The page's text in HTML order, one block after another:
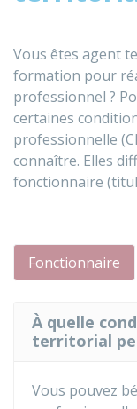
Vous êtes agent
formation pour
professionnel ?
certaines
professionnelle
connaître. Elles
fonctionnaire
Fonctionnaire
À quelle
territorial
Vous pouvez